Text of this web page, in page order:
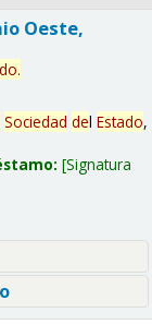
Oeste,
.
Sociedad del Estado,
Signatura